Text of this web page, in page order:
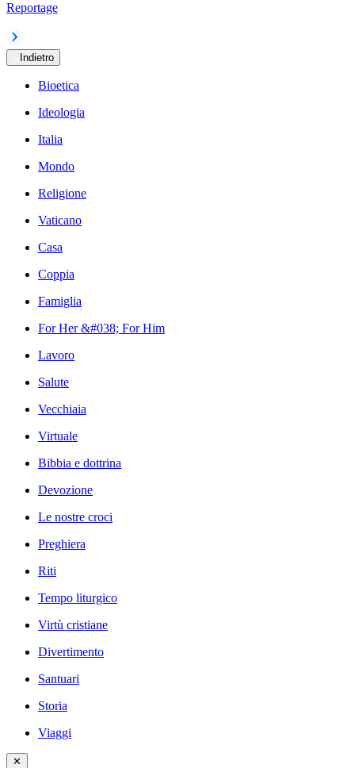
Reportage
Indietro
Bioetica
Ideologia
Italia
Mondo
Religione
Vaticano
Casa
Coppia
Famiglia
For Her &#038; For Him
Lavoro
Salute
Vecchiaia
Virtuale
Bibbia e dottrina
Devozione
Le nostre croci
Preghiera
Riti
Tempo liturgico
Virtù cristiane
Divertimento
Santuari
Storia
Viaggi
✕